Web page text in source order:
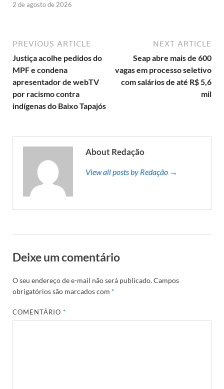
2 de agosto de 2026
PREVIOUS ARTICLE
Justiça acolhe pedidos do
MPF e condena
apresentador de webTV
por racismo contra
indígenas do Baixo Tapajós
NEXT ARTICLE
Seap abre mais de 600
vagas em processo seletivo
com salários de até R$ 5,6
mil
About Redação
View all posts by Redação →
Deixe um comentário
O seu endereço de e-mail não será publicado.Campos
obrigatórios são marcados com *
COMENTÁRIO*